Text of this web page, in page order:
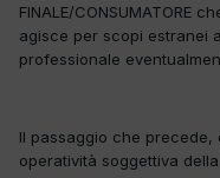
FINALE/CONSUMATORE
agisce per scopi estranei
professionale
Il passaggio che precede,
operatività soggettiva